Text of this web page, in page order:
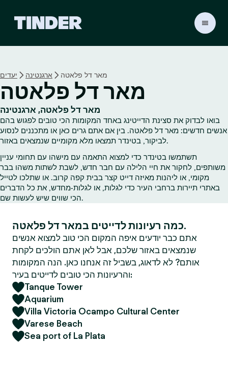
ת
ש
ל
ט
י
נ
ד
יעדים ארגנטינה מאר דל פלאטה
מאר דל פלאטה
מאר דל פלאטה, ארגנטינה
בואו לבדוק את סצינת הדייטינג באחד המקומות הכי טובים לפגוש בהם
אנשים חדשים: מאר דל פלאטה. בין אם אתם גרים כאן או מתכננים לנסוע
לביקור, בטינדר תמצאו מלא מקומיים שנמצאים באזור.
תשתמשו בטינדר כדי למצוא התאמה עם מישהו עם תחומי עניין
משותפים, לחקור את חיי הלילה עם חבר חדש, לשבת לשתות משהו בבר
מקומי, או ליהנות מאיזה דייט קצר בבית קפה קרוב. או שתלכו לטייל
באתרי תיירות ברחבי העיר כדי לגלות, או לגלות‑מחדש, את כל הדברים
הכי שווים שיש לעשות שם.
כמה רעיונות לדייטים במאר דל פלאטה.
אתם כבר יודעים איפה המקום הכי טוב למצוא אנשים
שנמצאים באזור שלכם, אבל לאן אתם הולכים לקחת
אותם? לא לדאוג, בשביל זה אנחנו כאן. הנה המקומות
והרעיונות הכי טובים לדייטים בעיר:
Tanque Tower
Aquarium
Villa Victoria Ocampo Cultural Center
Varese Beach
Sea port of La Plata